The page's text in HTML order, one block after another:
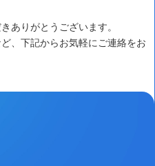
ありがとうございます。
、下記からお気軽にご連絡をお